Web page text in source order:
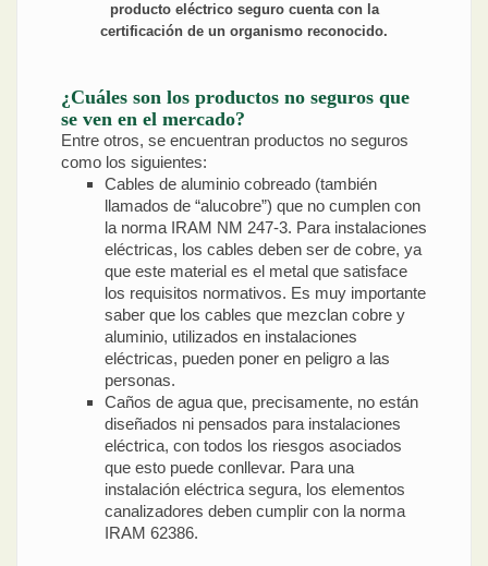
producto eléctrico seguro cuenta con la
certificación de un organismo reconocido.
¿Cuáles son los productos no seguros que
se ven en el mercado?
Entre otros, se encuentran productos no seguros
como los siguientes:
Cables de aluminio cobreado (también
llamados de “alucobre”) que no cumplen con
la norma IRAM NM 247-3. Para instalaciones
eléctricas, los cables deben ser de cobre, ya
que este material es el metal que satisface
los requisitos normativos. Es muy importante
saber que los cables que mezclan cobre y
aluminio, utilizados en instalaciones
eléctricas, pueden poner en peligro a las
personas.
Caños de agua que, precisamente, no están
diseñados ni pensados para instalaciones
eléctrica, con todos los riesgos asociados
que esto puede conllevar. Para una
instalación eléctrica segura, los elementos
canalizadores deben cumplir con la norma
IRAM 62386.